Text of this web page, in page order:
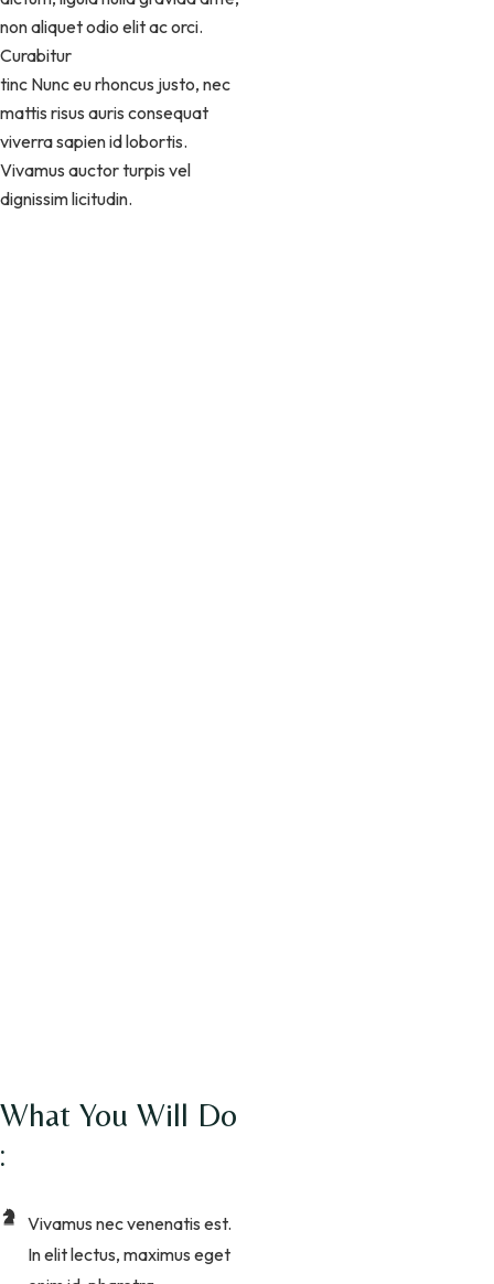
non aliquet odio elit ac orci.
Curabitur
tinc Nunc eu rhoncus justo, nec
mattis risus auris consequat
viverra sapien id lobortis.
Vivamus auctor turpis vel
dignissim licitudin.
What You Will Do
:
Vivamus nec venenatis est.
In elit lectus, maximus eget